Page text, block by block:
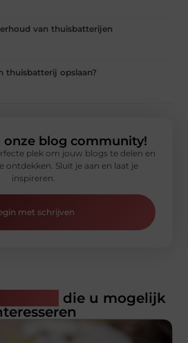
van thuisbatterijen
thuisbatterij opslaan?
onze blog community!
plek om jouw blogs te delen en
ontdekken. Sluit je aan en laat je
inspireren.
met schrijven
die u mogelijk